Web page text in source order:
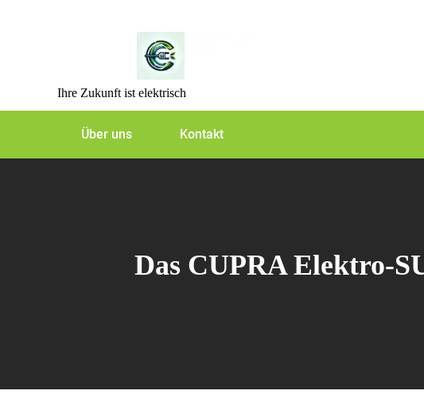
Ihre Zukunft ist elektrisch
Über uns Kontakt
Das CUPRA Elektro-